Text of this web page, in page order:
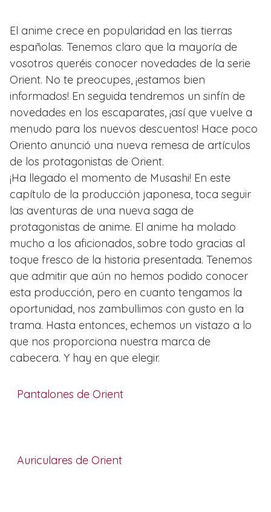
El anime crece en popularidad en las tierras
españolas. Tenemos claro que la mayoría de
vosotros queréis conocer novedades de la serie
Orient. No te preocupes, ¡estamos bien
informados! En seguida tendremos un sinfín de
novedades en los escaparates, ¡así que vuelve a
menudo para los nuevos descuentos! Hace poco
Oriento anunció una nueva remesa de artículos
de los protagonistas de Orient.
¡Ha llegado el momento de Musashi! En este
capítulo de la producción japonesa, toca seguir
las aventuras de una nueva saga de
protagonistas de anime. El anime ha molado
mucho a los aficionados, sobre todo gracias al
toque fresco de la historia presentada. Tenemos
que admitir que aún no hemos podido conocer
esta producción, pero en cuanto tengamos la
oportunidad, nos zambullimos con gusto en la
trama. Hasta entonces, echemos un vistazo a lo
que nos proporciona nuestra marca de
cabecera. Y hay en que elegir.
Pantalones de Orient
Auriculares de Orient